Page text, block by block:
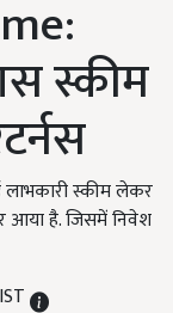
स्कीम
स्कीम लेकर
आया है. जिसमें निवेश